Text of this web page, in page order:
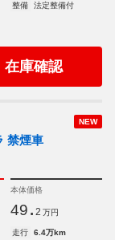
整備
法定整備付
在庫確認
NEW
禁煙車
本体価格
49. 2 万円
走行
6.4万km